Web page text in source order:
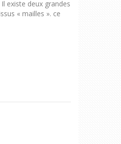
existe deux grandes
« mailles ». ce